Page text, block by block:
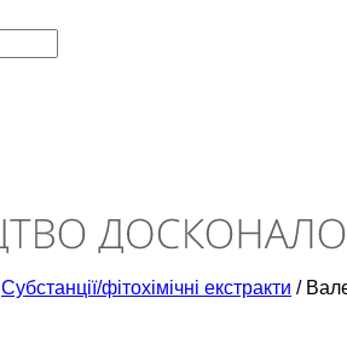
Субстанції/фітохімічні екстракти /